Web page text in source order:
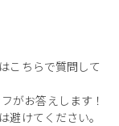
こちらで質問して
がお答えします！
けてください。